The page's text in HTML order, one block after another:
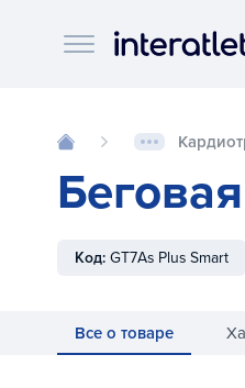
Код: GT7As Plus Smart
Все о товаре